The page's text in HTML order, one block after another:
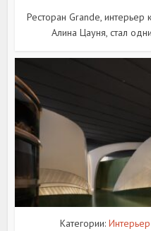
Ресторан Grande, интерьер
Алина Цауня, стал
Категории: